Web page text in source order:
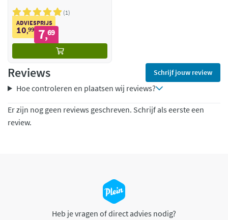
1
ADVIESPRIJS
10,99 7,69
Reviews Schrijf jouw review
Hoe controleren en plaatsen wij reviews?
Er zijn nog geen reviews geschreven. Schrijf als eerste een
review.
Heb je vragen of direct advies nodig?